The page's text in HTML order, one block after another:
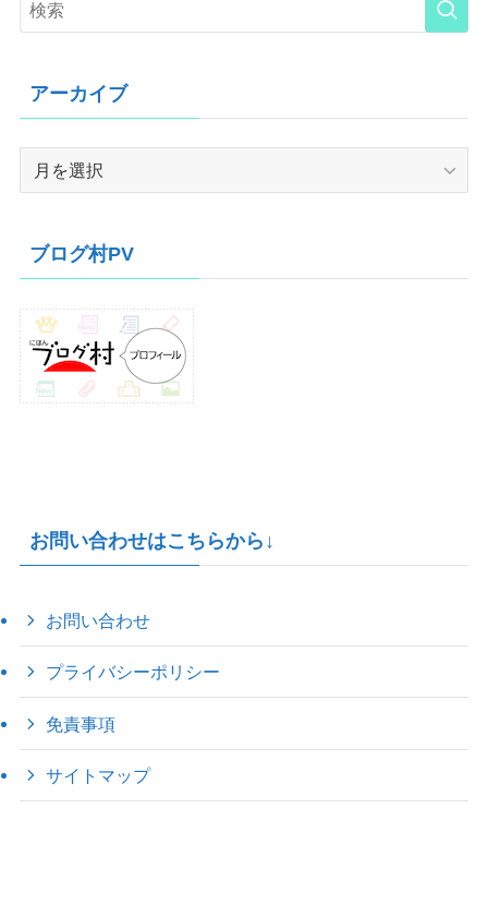
アーカイブ
ブ
ブログ村PV
お問い合わせはこちらから↓
お問い合わせ
プライバシーポリシー
免責事項
サイトマップ